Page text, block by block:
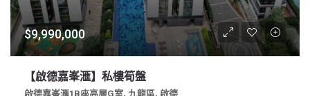
$9,990,000
【啟德嘉峯滙】私樓筍盤
啟德嘉峯滙1B座高層G室, 九龍區, 啟德